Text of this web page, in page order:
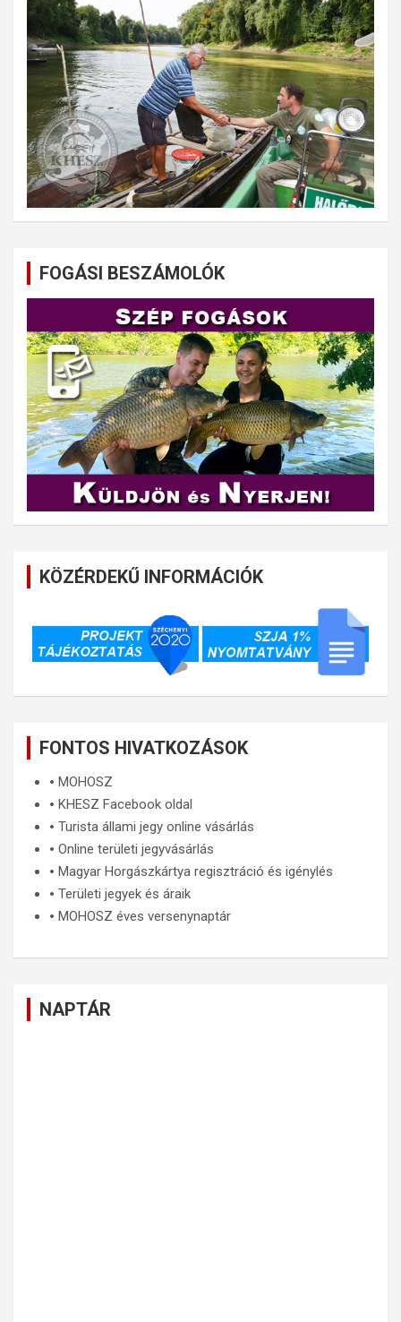
FOGÁSI BESZÁMOLÓK
KÖZÉRDEKŰ INFORMÁCIÓK
FONTOS HIVATKOZÁSOK
🞄 MOHOSZ
🞄 KHESZ Facebook oldal
🞄 Turista állami jegy online vásárlás
🞄 Online területi jegyvásárlás
🞄 Magyar Horgászkártya regisztráció és igénylés
🞄 Területi jegyek és áraik
🞄 MOHOSZ éves versenynaptár
NAPTÁR